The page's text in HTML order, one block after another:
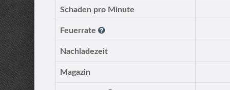
Schaden pro Minute
Feuerrate
Nachladezeit
Magazin